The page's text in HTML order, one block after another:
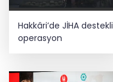
Hakkâri’de JİHA destekli
operasyon